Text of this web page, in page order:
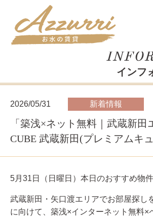
インフ
2026/05/31 新着情報
「築浅×ネット無料｜武蔵新
CUBE 武蔵新田(プレミアムキ
5月31 日（日 曜日）本日のおすすめ物件
武蔵新田・矢口渡エリアでお部屋探し
に向けて、築浅×インターネット無料